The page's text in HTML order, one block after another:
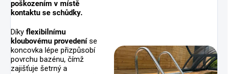
poškozením v místě
kontaktu se schůdky.
Díky flexibilnímu
kloubovému provedeníse
koncovka lépe přizpůsobí
povrchu bazénu, čímž
zajišťuje šetrný a